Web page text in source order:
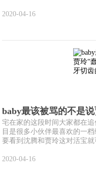
2020-04-16
baby最该被骂的不是
宅在家的这段时间大家都在
目是很多小伙伴最喜欢的一
要看到沈腾和贾玲这对活宝
2020-04-16